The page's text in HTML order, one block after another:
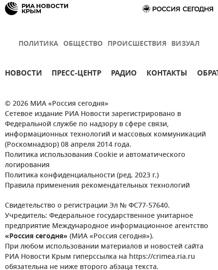
ПОЛИТИКА ОБЩЕСТВО ПРОИСШЕСТВИЯ ВИЗУАЛ
НОВОСТИ ПРЕСС-ЦЕНТР РАДИО КОНТАКТЫ
© 2026 МИА «Россия сегодня»
Сетевое издание РИА Новости зарегистрировано в
Федеральной службе по надзору в сфере связи,
информационных технологий и массовых коммуникаций
(Роскомнадзор) 08 апреля 2014 года.
Политика использования Cookie и автоматического
логирования
Политика конфиденциальности (ред. 2023 г.)
Правила применения рекомендательных технологий
Свидетельство о регистрации Эл № ФС77-57640.
Учредитель: Федеральное государственное унитарное
предприятие Международное информационное агентство
«Россия сегодня» (МИА «Россия сегодня»).
При любом использовании материалов и новостей сайта
РИА Новости Крым гиперссылка на https://crimea.ria.ru
обязательна не ниже второго абзаца текста.